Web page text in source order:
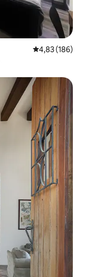
Évaluation
4,83 (186)